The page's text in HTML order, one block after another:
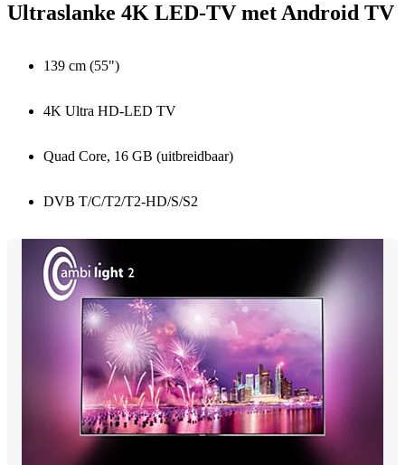
Ultraslanke 4K LED-TV met Android TV
139 cm (55")
4K Ultra HD-LED TV
Quad Core, 16 GB (uitbreidbaar)
DVB T/C/T2/T2-HD/S/S2